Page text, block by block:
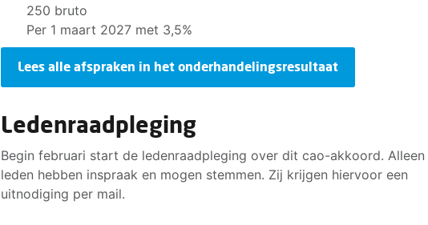
250 bruto
Per 1 maart 2027 met 3,5%
Lees alle afspraken in het onderhandelingsresultaat
Ledenraadpleging
Begin februari start de ledenraadpleging over dit cao-akkoord. Alleen
leden hebben inspraak en mogen stemmen. Zij krijgen hiervoor een
uitnodiging per mail.